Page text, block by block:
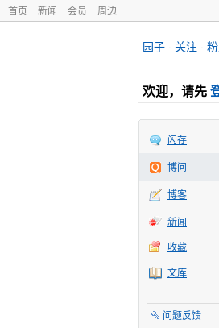
首页 新闻 会员 周边
园子 关注
欢迎，请先
闪存
博问
博客
新闻
收藏
文库
问题反馈